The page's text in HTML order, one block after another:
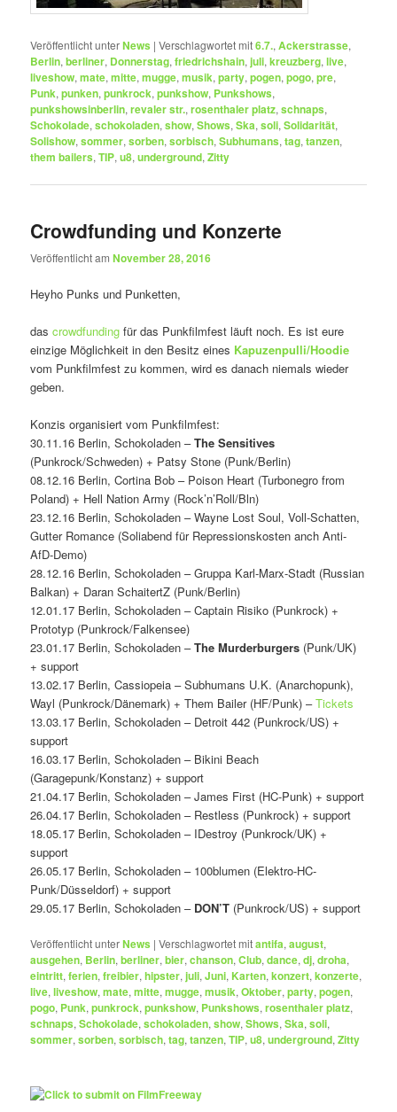
Veröffentlicht unterNews |Verschlagwortet mit6.7.,Ackerstrasse,
Berlin,berliner, Donnerstag,friedrichshain,juli,kreuzberg,live,
liveshow,mate,mitte,mugge,musik,party,pogen,pogo,pre,
Punk,punken,punkrock,punkshow, Punkshows,
punkshowsinberlin,revaler str.,rosenthaler platz,schnaps,
Schokolade,schokoladen,show,Shows,Ska,soli,Solidarität,
Solishow,sommer,sorben,sorbisch,Subhumans,tag,tanzen,
them bailers,TIP,u8,underground,Zitty
Crowdfunding und Konzerte
Veröffentlicht amNovember 28, 2016
Heyho Punks und Punketten,
dascrowdfunding für das Punkfilmfest läuft noch. Es ist eure
einzige Möglichkeit in den Besitz eines Kapuzenpulli/Hoodie
vom Punkfilmfest zu kommen, wird es danach niemals wieder
geben.
Konzis organisiert vom Punkfilmfest:
30.11.16 Berlin, Schokoladen –The Sensitives
(Punkrock/Schweden) + Patsy Stone (Punk/Berlin)
08.12.16 Berlin, Cortina Bob – Poison Heart (Turbonegro from
Poland) + Hell Nation Army (Rock’n’Roll/Bln)
23.12.16 Berlin, Schokoladen – Wayne Lost Soul, Voll-Schatten,
Gutter Romance (Soliabend für Repressionskosten anch Anti-
AfD-Demo)
28.12.16 Berlin, Schokoladen – Gruppa Karl-Marx-Stadt (Russian
Balkan) + Daran SchaitertZ (Punk/Berlin)
12.01.17 Berlin, Schokoladen – Captain Risiko (Punkrock) +
Prototyp (Punkrock/Falkensee)
23.01.17 Berlin, Schokoladen –The Murderburgers (Punk/UK)
+ support
13.02.17 Berlin, Cassiopeia – Subhumans U.K. (Anarchopunk),
Wayl (Punkrock/Dänemark) + Them Bailer (HF/Punk) –Tickets
13.03.17 Berlin, Schokoladen – Detroit 442 (Punkrock/US) +
support
16.03.17 Berlin, Schokoladen – Bikini Beach
(Garagepunk/Konstanz) + support
21.04.17 Berlin, Schokoladen – James First (HC-Punk) + support
26.04.17 Berlin, Schokoladen – Restless (Punkrock) + support
18.05.17 Berlin, Schokoladen – IDestroy (Punkrock/UK) +
support
26.05.17 Berlin, Schokoladen – 100blumen (Elektro-HC-
Punk/Düsseldorf) + support
29.05.17 Berlin, Schokoladen – DON’T (Punkrock/US) + support
Veröffentlicht unterNews |Verschlagwortet mitantifa,august,
ausgehen, Berlin,berliner,bier,chanson,Club,dance,dj,droha,
eintritt,ferien,freibier,hipster,juli,Juni, Karten,konzert,konzerte,
live,liveshow,mate,mitte,mugge,musik,Oktober,party,pogen,
pogo, Punk,punkrock,punkshow, Punkshows,rosenthaler platz,
schnaps,Schokolade,schokoladen,show,Shows,Ska,soli,
sommer,sorben,sorbisch,tag,tanzen,TIP,u8,underground,Zitty